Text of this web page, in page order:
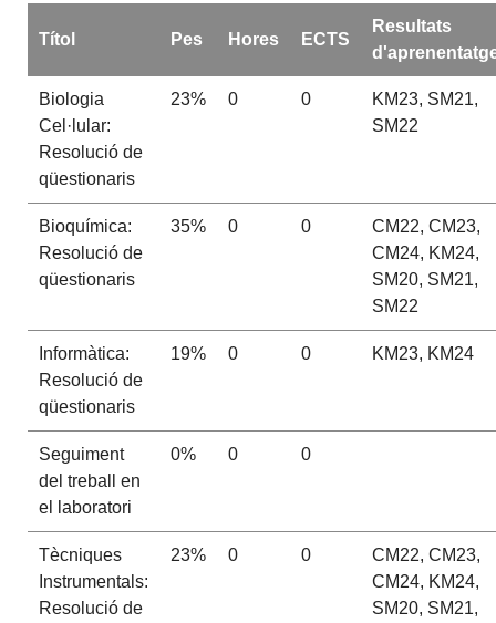
Títol Pes Hores ECTS
Resultats
Biologia
Cel·lular:
Resolució de
qüestionaris
23% 0 0
KM23, SM21,
SM22
Bioquímica:
Resolució de
qüestionaris
35% 0 0
CM22, CM23,
CM24, KM24,
SM20, SM21,
SM22
Informàtica:
Resolució de
qüestionaris
19% 0 0 KM23, KM24
Seguiment
del treball en
el laboratori
0% 0 0
Tècniques
Instrumentals:
Resolució de
23% 0 0
CM22, CM23,
CM24, KM24,
SM20, SM21,